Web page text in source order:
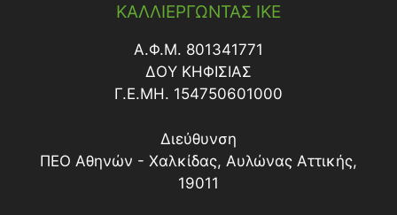
ΚΑΛΛΙΕΡΓΩΝΤΑΣ ΙΚΕ
Α.Φ.Μ. 801341771
ΔΟY ΚΗΦΙΣΙΑΣ
Γ.Ε.ΜΗ. 154750601000
Διεύθυνση
ΠΕΟ Αθηνών - Χαλκίδας, Αυλώνας Αττικής,
19011